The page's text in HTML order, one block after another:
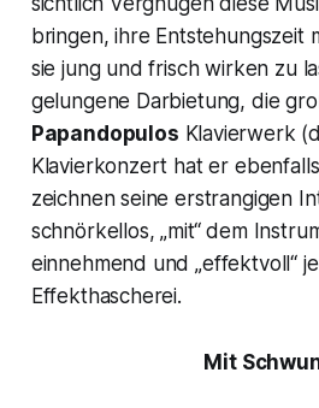
bringen, ihre Entstehungszeit
sie jung und frisch wirken zu
gelungene Darbietung, die
Papandopulos Klavierwerk
Klavierkonzert hat er
zeichnen seine erstrangigen
schnörkellos, „mit“ dem
einnehmend und „effektvoll“
Effekthascherei.
Mit